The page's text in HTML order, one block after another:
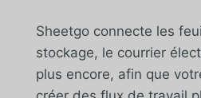
Sheetgo connecte les
stockage, le courrier
plus encore, afin que